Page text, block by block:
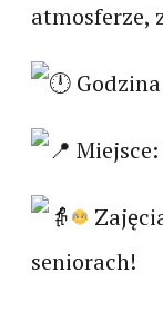
atmosferze,
seniorach!